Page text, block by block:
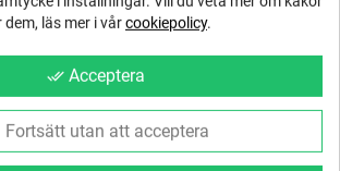
- 30 dagar byte!
eller Swish
läs mer i vårcookiepolicy.
done_all Acceptera
Fortsätt utan att acceptera